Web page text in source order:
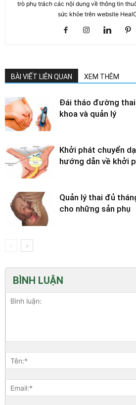
trò phụ trách các nội dung về thông tin
sức khỏe trên website
BÀI VIẾT LIÊN QUAN XEM THÊM
Đái tháo đường thai
khoa và quản lý
Khởi phát chuyển
hướng dẫn về khởi
Quản lý thai đủ
cho những sản phụ
BÌNH LUẬN